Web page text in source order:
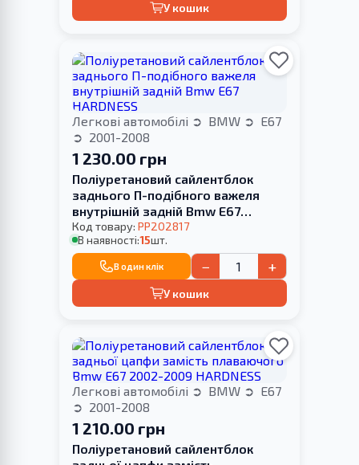
У кошик
Легкові автомобілі BMW
E67
2001-2008
1 230.00 грн
Поліуретановий сайлентблок
заднього П-подібного важеля
внутрішній задній Bmw E67
HARDNESS
Код товару: PP202817
В наявності:15шт.
В один клік − +
У кошик
Легкові автомобілі BMW
E67
2001-2008
1 210.00 грн
Поліуретановий сайлентблок